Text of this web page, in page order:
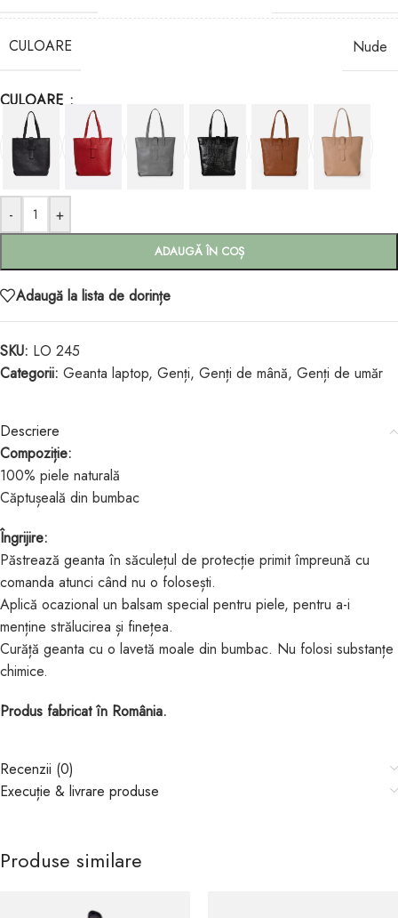
CULOARE Nude
CULOARE
- +
ADAUGĂ ÎN COȘ
Adaugă la lista de dorințe
SKU: LO 245
Categorii: Geanta laptop, Genți, Genți de mână, Genți de umăr
Descriere
Compoziție:
100% piele naturală
Căptușeală din bumbac
Îngrijire:
Păstrează geanta în săculețul de protecție primit împreună cu
comanda atunci când nu o folosești.
Aplică ocazional un balsam special pentru piele, pentru a-i
menține strălucirea și finețea.
Curăță geanta cu o lavetă moale din bumbac. Nu folosi substanțe
chimice.
Produs fabricat în România.
Recenzii (0)
Execuție & livrare produse
Produse similare